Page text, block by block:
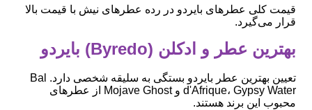
قیمت کلی عطرهای بایردو در رده عطرهای نیش با قیمت بالا
قرار می‌گیرد.
بهترین عطر و ادکلن (Byredo) بایردو
تعیین بهترین عطر بایردو بستگی به سلیقه شخصی دارد. Bal
d'Afrique، Gypsy Water و Mojave Ghost از عطرهای
محبوب این برند هستند.